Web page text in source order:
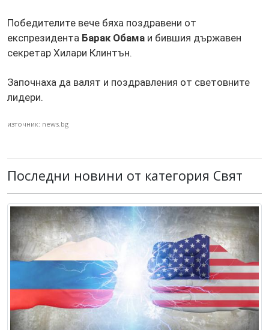
Победителите вече бяха поздравени от
експрезидента Барак Обама и бившия държавен
секретар Хилари Клинтън.
Започнаха да валят и поздравления от световните
лидери.
източник: news.bg
Последни новини от категория Свят